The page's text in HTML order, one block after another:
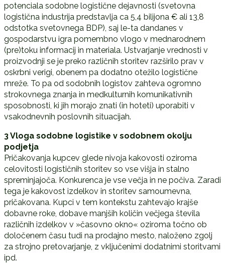
potenciala sodobne logistične dejavnosti (svetovna
logistična industrija predstavlja ca 5,4 bilijona € ali 13,8
odstotka svetovnega BDP), saj le-ta dandanes v
gospodarstvu igra pomembno vlogo v mednarodnem
(pre)toku informacij in materiala. Ustvarjanje vrednosti v
proizvodnji se je preko različnih storitev razširilo prav v
oskrbni verigi, obenem pa dodatno otežilo logistične
mreže. To pa od sodobnih logistov zahteva ogromno
strokovnega znanja in medkulturnih komunikativnih
sposobnosti, ki jih morajo znati (in hoteti) uporabiti v
vsakodnevnih poslovnih situacijah.
3 Vloga sodobne logistike v sodobnem okolju
podjetja
Pričakovanja kupcev glede nivoja kakovosti oziroma
celovitosti logističnih storitev so vse višja in stalno
spreminjajoča. Konkurenca je vse večja in ne počiva. Zaradi
tega je kakovost izdelkov in storitev samoumevna,
pričakovana. Kupci v tem kontekstu zahtevajo krajše
dobavne roke, dobave manjših količin večjega števila
različnih izdelkov v »časovno okno« oziroma točno ob
določenem času tudi na prodajno mesto, naloženo zgolj
za strojno pretovarjanje, z vključenimi dodatnimi storitvami
ipd.